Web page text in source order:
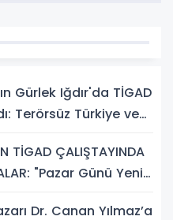
Gürlek Iğdır'da TİGAD
Terörsüz Türkiye ve
TİGAD ÇALIŞTAYINDA
"Pazar Günü Yeni
Dr. Canan Yılmaz’a